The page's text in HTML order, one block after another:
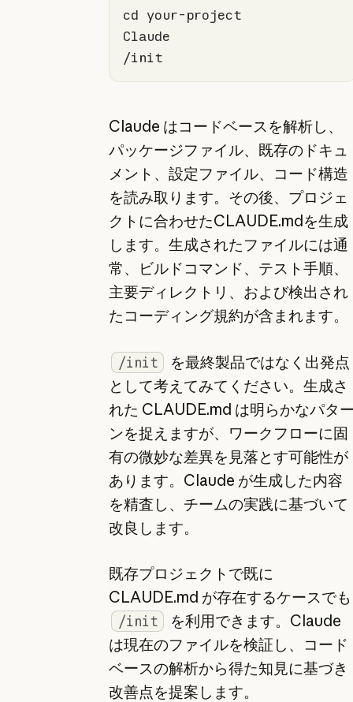
cd
your-project
/init
Claude はコードベースを解析し、
パッケージファイル、既存のドキュ
メント、設定ファイル、コード構造
を読み取ります。その後、プロジェ
クトに合わせたCLAUDE.mdを生成
します。生成されたファイルには通
常、ビルドコマンド、テスト手順、
主要ディレクトリ、および検出され
たコーディング規約が含まれます。
/init
を最終製品ではなく出発点
として考えてみてください。生成さ
れた CLAUDE.md は明らかなパタ
ンを捉えますが、ワークフローに固
有の微妙な差異を見落とす可能性が
あります。Claude が生成した内容
を精査し、チームの実践に基づいて
改良します。
既存プロジェクトで既に
CLAUDE.md が存在するケースでも
/init
を利用できます。Claude
は現在のファイルを検証し、コード
ベースの解析から得た知見に基づき
改善点を提案します。